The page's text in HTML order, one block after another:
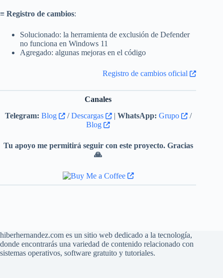
≡ Registro de cambios:
Solucionado: la herramienta de exclusión de Defender
no funciona en Windows 11
Agregado: algunas mejoras en el código
Registro de cambios oficial
Canales
Telegram: Blog /Descargas | WhatsApp: Grupo
/
Blog
Tu apoyo me permitirá seguir con este proyecto. Gracias
🙏
hiberhernandez.com es un sitio web dedicado a la tecnología,
donde encontrarás una variedad de contenido relacionado con
sistemas operativos, software gratuito y tutoriales.